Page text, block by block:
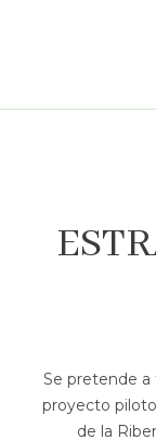
Se pretende a
proyecto
de la